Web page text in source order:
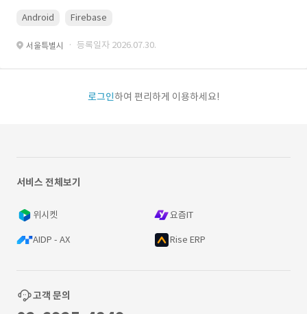
Android Firebase
서울특별시 · 등록일자 2026.07.30.
로그인하여 편리하게 이용하세요!
서비스 전체보기
위시켓 요즘IT
AIDP - AX Rise ERP
고객 문의